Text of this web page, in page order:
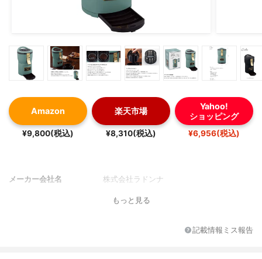
Amazon
¥9,800(税込)
楽天市場
¥8,310(税込)
Yahoo!
ショッピング
¥6,956(税込)
メーカー会社名 株式会社ラドンナ
もっと見る
記載情報ミス報告